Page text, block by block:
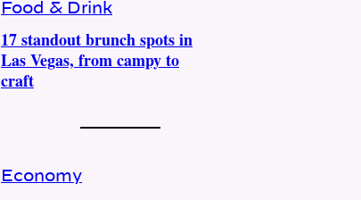
Food & Drink
17 standout brunch spots in
Las Vegas, from campy to
craft
Economy